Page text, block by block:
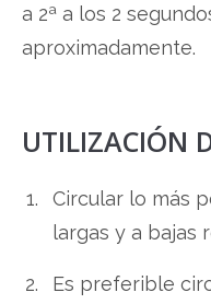
a 2ª a los 2
aproximadamente.
UTILIZACIÓN
Circular lo más
largas y a bajas
Es preferible